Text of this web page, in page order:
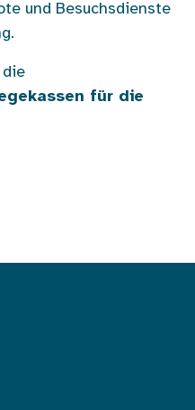
und Besuchsdienste
für die